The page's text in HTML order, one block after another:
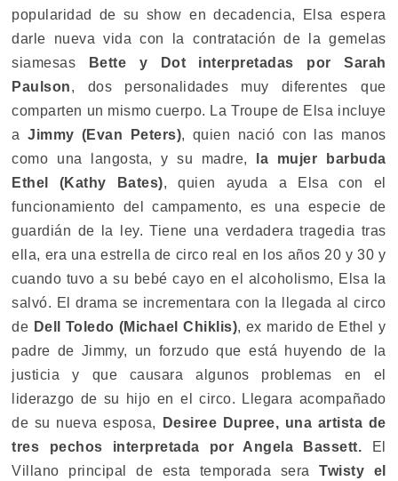
popularidad de su show en decadencia, Elsa espera
darle nueva vida con la contratación de la gemelas
siamesas
Bette y Dot interpretadas por Sarah
Paulson, dos personalidades muy diferentes que
comparten un mismo cuerpo. La Troupe de Elsa incluye
a Jimmy (Evan Peters), quien nació con las manos
como una langosta, y su madre,
la mujer barbuda
Ethel (Kathy Bates), quien ayuda a Elsa con el
funcionamiento del campamento, es una especie de
guardián de la ley. Tiene una verdadera tragedia tras
ella, era una estrella de circo real en los años 20 y 30 y
cuando tuvo a su bebé cayo en el alcoholismo, Elsa la
salvó. El drama se incrementara con la llegada al circo
de Dell Toledo (Michael Chiklis), ex marido de Ethel y
padre de Jimmy, un forzudo que está huyendo de la
justicia y que causara algunos problemas en el
liderazgo de su hijo en el circo. Llegara acompañado
de su nueva esposa,
Desiree Dupree, una artista de
tres pechos interpretada por Angela Bassett. El
Villano principal de esta temporada seraTwisty el